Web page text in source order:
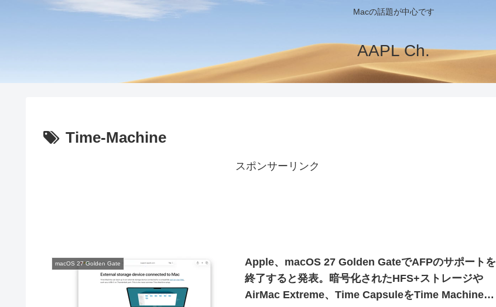
Macの話題が中心です
AAPL Ch.
Time-Machine
スポンサーリンク
macOS 27 Golden Gate
Apple、macOS 27 Golden GateでAFPのサポートを
終了すると発表。暗号化されたHFS+ストレージや
AirMac Extreme、Time CapsuleをTime Machineの